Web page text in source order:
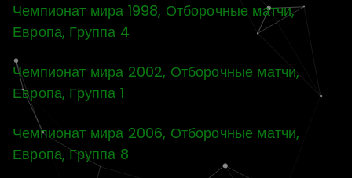
Чемпионат мира 1998, Отборочные матчи,
Европа, Группа 4
Чемпионат мира 2002, Отборочные матчи,
Европа, Группа 1
Чемпионат мира 2006, Отборочные матчи,
Европа, Группа 8